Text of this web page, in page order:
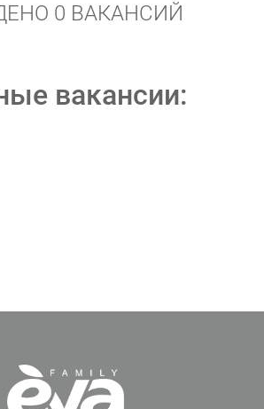
0 ВАКАНСИЙ
вакансии: